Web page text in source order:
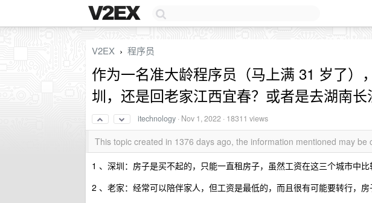
V2EX › 程序员
作为一名准大龄程序员（马上满 31 岁了）
圳，还是回老家江西宜春？或者是去湖南长
itechnology · Nov 1, 2022 · 18311 views
This topic created in 1376 days ago, the information mentioned may be
1 、深圳：房子是买不起的，只能一直租房子，虽然工资在这三个城市中比
2 、老家：经常可以陪伴家人，但工资是最低的，而且很有可能要转行，房